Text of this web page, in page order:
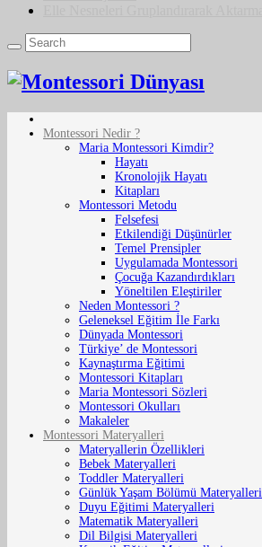
Montessori Nedir ?
Maria Montessori Kimdir?
Hayatı
Kronolojik Hayatı
Kitapları
Montessori Metodu
Felsefesi
Etkilendiği Düşünürler
Temel Prensipler
Uygulamada Montessori
Çocuğa Kazandırdıkları
Yöneltilen Eleştiriler
Neden Montessori ?
Geleneksel Eğitim İle Farkı
Dünyada Montessori
Türkiye’ de Montessori
Kaynaştırma Eğitimi
Montessori Kitapları
Maria Montessori Sözleri
Montessori Okulları
Makaleler
Montessori Materyalleri
Materyallerin Özellikleri
Bebek Materyalleri
Toddler Materyalleri
Günlük Yaşam Bölümü Materyalleri
Duyu Eğitimi Materyalleri
Matematik Materyalleri
Dil Bilgisi Materyalleri